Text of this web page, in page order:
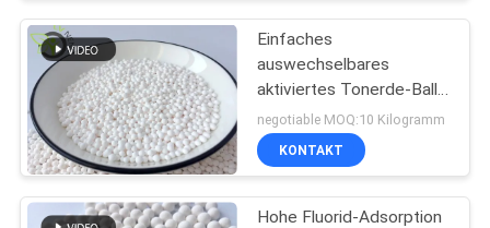
WERKSBESICHTIGUNG
QUALITÄTSKONTROLLE
KONTAKT
Einfaches
auswechselbares
aktiviertes Tonerde-Ball-
Erdgas-aktiviertes
Tonerde-Trockenmittel
Msds
negotiable MOQ:10 Kilogramm
KONTAKT
Hohe Fluorid-Adsorption